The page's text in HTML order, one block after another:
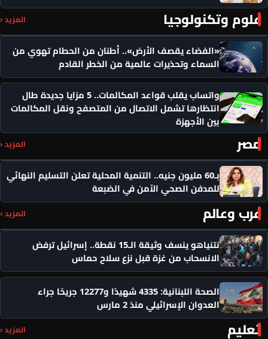
علوم وتكنولوجيا المزيد ‹
«الفضاء يقصف الأرض».. أطنان من الحطام تهوي من
السماء وتحذيرات عالمية من الخطر القادم
واتساب يقلب قواعد المكالمات.. 5 مزايا جديدة طال
انتظارها تشمل الاتصال من المتصفح ونقل المكالمات
بين الأجهزة
مصر المزيد ‹
بـ60 مليون جنيه.. التنمية المحلية تعلن التسليم النهائي
للمدفن الصحي الآمن في الضبعة
عرب وعالم المزيد ‹
نتنياهو ينسف وثيقة الـ15 نقطة.. إسرائيل ترفض
الانسحاب من غزة قبل نزع سلاح حماس
الصحة اللبنانية: 4335 شهيدًا و12277 جريحًا جراء
العدوان الإسرائيلي منذ 2 مارس
تعليم المزيد ‹